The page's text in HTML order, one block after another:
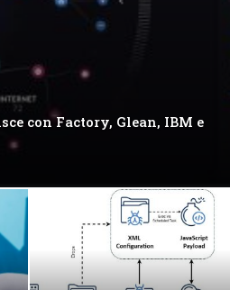
con Factory, Glean, IBM e